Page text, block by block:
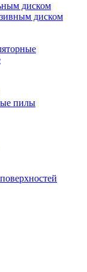
диском
диском
пилы